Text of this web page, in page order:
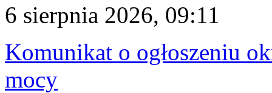
6 sierpnia 2026, 09:11
Komunikat o ogłoszeniu
mocy